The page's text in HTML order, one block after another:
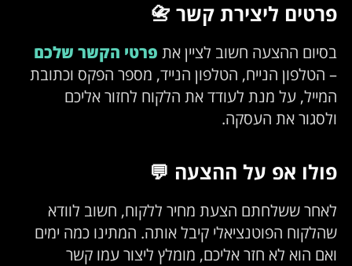
פרטים ליצירת קשר 📇
בסיום ההצעה חשוב לציין את פרטי הקשר שלכם
– הטלפון הנייח, הטלפון הנייד, מספר הפקס וכתובת
המייל, על מנת לעודד את הלקוח לחזור אליכם
ולסגור את העסקה.
פולו אפ על ההצעה 💬
לאחר ששלחתם הצעת מחיר ללקוח, חשוב לוודא
שהלקוח הפוטנציאלי קיבל אותה. המתינו כמה ימים
ואם הוא לא חזר אליכם, מומלץ ליצור עמו קשר